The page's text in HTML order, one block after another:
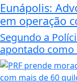
Eunápolis:
em operação
Segundo a
apontado como